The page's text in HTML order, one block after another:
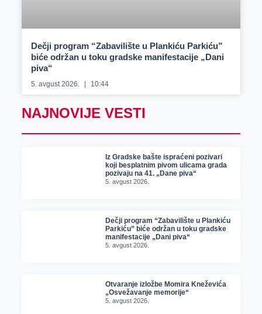
Dečji program “Zabavilište u Plankiću Parkiću”
biće održan u toku gradske manifestacije „Dani
piva“
5. avgust 2026. 10:44
NAJNOVIJE VESTI
Iz Gradske bašte ispraćeni pozivari
koji besplatnim pivom ulicama grada
pozivaju na 41. „Dane piva“
5. avgust 2026.
Dečji program “Zabavilište u Plankiću
Parkiću” biće održan u toku gradske
manifestacije „Dani piva“
5. avgust 2026.
Otvaranje izložbe Momira Kneževića
„Osvežavanje memorije“
5. avgust 2026.